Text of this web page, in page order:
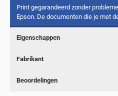
Print gegarandeerd zonder
Epson. De documenten die je met
Eigenschappen
Fabrikant
Beoordelingen